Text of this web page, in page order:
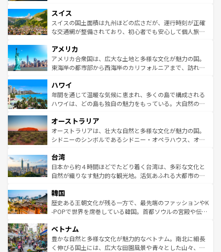
れる地方に足を運ぶとそれぞれで全く異なる文化を体験で
きるだろう。 なお、新着のフランス情報はコンテンツ一覧
を参照してほしい。
は、お酒好きな人にはぜひ体験してほしい。 なお、新着の
ドイツ情報はコンテンツ一覧を参照してほしい。
リアごとに異なる魅力がある。また、優雅なアフタヌーン
ティー、ビール好きにはたまらない英国パブ、サッカー観
戦など、本場だからこそできる体験も豊富。イギリスを旅
ンツ一覧を参照してほしい。
スイス
スイスの国土面積は九州ほどの広さだが、運行時刻が正確
な交通網が整備されており、初心者でも安心して個人旅行
の建物がそのまま残る町や、スイスならではのユニークな
博物館もあり、アルプス観光だけでなく町歩きも満喫する
ことができる。国民の所得が高いため物価も高いが、旅行
ば市内交通費無料で観光を楽しむこともできる。 なお、新
着のスイス情報はコンテンツ一覧 を参照してほしい。
アメリカ
アメリカ合衆国は、広大な土地と多様な文化が魅力の国。
東海岸の都市部から西海岸のカリフォルニアまで、訪れる
のような巨大都市は、観光、ショッピング、エンターテイ
ンメントが詰まった刺激的なスポットだ。一方、アメリカ
西部には大自然が広がり、グランドキャニオンやイエロー
部のニューオーリンズでは、音楽と美食が融合した独特の
文化が魅力。旅行者はアメリカの各地域で異なる魅力を楽
しみながら、その多様性と豊かな歴史を感じることができ
ならではの贅沢な旅のスタイルだ。 なお、新着のアメリカ
情報はコンテンツ一覧を参照してほしい。
ハワイ
年間を通じて温暖な気候に恵まれ、多くの島で構成される
ハワイは、どの島も独自の魅力をもっている。大自然の神
ワイ島は見逃せない。また、定番の観光地といえばオアフ
島だが、静かな自然を求めるならマウイ島やカウアイ島が
おすすめ。エメラルドグリーンに輝く海をはじめ、豊かな
れるおもてなしの心で訪れる人々を迎えてくれるハワイの
人々、おいしいローカルフードやハワイアンミュージッ
ク、伝統的なフラダンスなど、すべてがハワイの魅力を彩
ワイを、存分に味わってほしい。 なお、新着のハワイ情報
はコンテンツ一覧を参照してほしい。
オーストラリア
オーストラリアは、壮大な自然と多様な文化が魅力の国。
シドニーのシンボルであるシドニー・オペラハウス、オー
リアリーフや大陸中央部にそびえるウルル（エアーズロッ
ク）、タスマニアの美しい原生林やケアンズの熱帯雨林な
ど、見どころがたくさん。また、カフェやワイン、オージ
いる。アクティビティも充実しており、サーフィンやダイ
ビング、ハイキングなど、アウトドア好きにはたまらな
い。オーストラリアの多彩な魅力を存分に味わいつくそ
参照してほしい。
台湾
日本から約４時間ほどでたどり着く台湾は、多彩な文化と
自然が織りなす魅力的な観光地。活気あふれる大都市の台
ン）、静ひつな山岳地帯である台湾東部など、都市の喧騒
と山間の静けさが共存しており、訪れる人に新しい発見と
驚きをもたらしてくれる。また、奥深い台湾の食文化も魅
容にもいいと評判のスイーツなど、バラエティ豊かな料理
が味わえる。 なお、新着の台湾情報は コンテンツ一覧を参
照してほしい。
韓国
歴史ある王朝文化が残る一方で、最先端のファッションやK
-POPで世界を席巻している韓国。首都ソウルの宮殿や伝統
き、地方に足を延ばせば四季折々の自然美を楽しむことが
できる。そして、キムチや焼肉、絶品のストリートフード
まで、さまざまな韓国料理が待っている。夜には、韓国な
ベトナム
豊かな自然と多様な文化が魅力的なベトナム。南北に細長
く伸びる国土には、広大な田園風景や青々とした山々、世